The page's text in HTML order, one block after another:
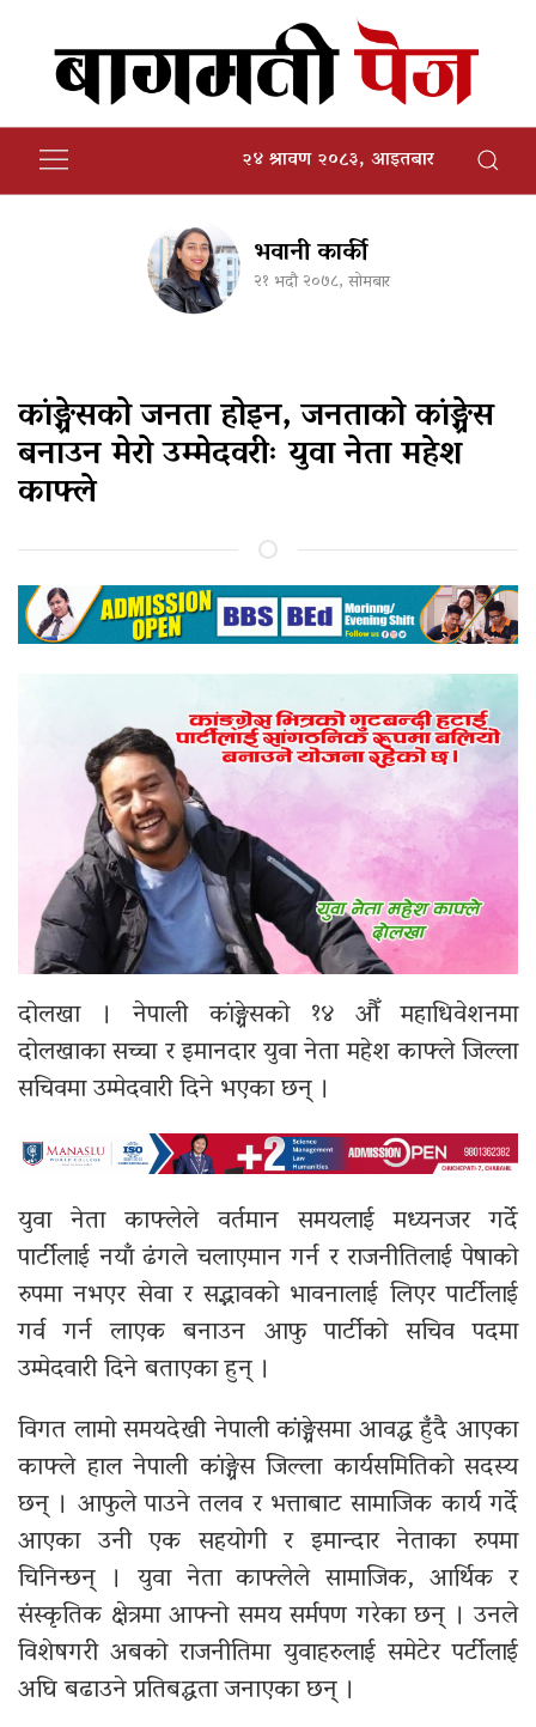
२४ श्रावण २०८३, आइतबार
भवानी कार्की
२१ भदौ २०७८, सोमबार
कांङ्ग्रेसको जनता होइन, जनताको कांङ्ग्रेस
बनाउन मेरो उम्मेदवरीः युवा नेता महेश
काफ्ले
दोलखा । नेपाली कांङ्ग्रेसको १४ औँ महाधिवेशनमा
दोलखाका सच्चा र इमानदार युवा नेता महेश काफ्ले जिल्ला
सचिवमा उम्मेदवारी दिने भएका छन् ।
युवा नेता काफ्लेले वर्तमान समयलाई मध्यनजर गर्दे
पार्टीलाई नयाँ ढंगले चलाएमान गर्न र राजनीतिलाई पेषाको
रुपमा नभएर सेवा र सद्भावको भावनालाई लिएर पार्टीलाई
गर्व गर्न लाएक बनाउन आफु पार्टीको सचिव पदमा
उम्मेदवारी दिने बताएका हुन् ।
विगत लामो समयदेखी नेपाली कांङ्ग्रेसमा आवद्ध हुँदै आएका
काफ्ले हाल नेपाली कांङ्ग्रेस जिल्ला कार्यसमितिको सदस्य
छन् । आफुले पाउने तलव र भत्ताबाट सामाजिक कार्य गर्दे
आएका उनी एक सहयोगी र इमान्दार नेताका रुपमा
चिनिन्छन् । युवा नेता काफ्लेले सामाजिक, आर्थिक र
संस्कृतिक क्षेत्रमा आफ्नो समय सर्मपण गरेका छन् । उनले
विशेषगरी अबको राजनीतिमा युवाहरुलाई समेटेर पर्टीलाई
अघि बढाउने प्रतिबद्धता जनाएका छन् ।